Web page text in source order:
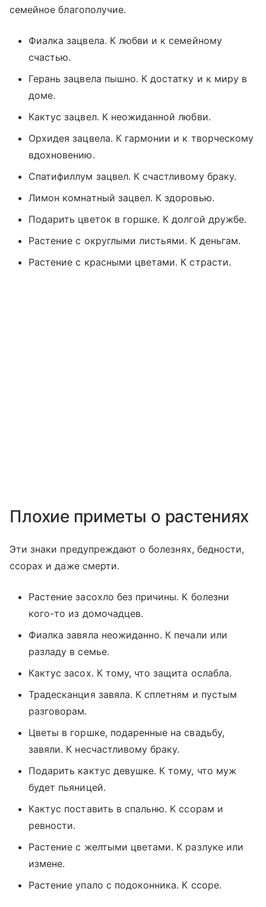
семейное благополучие.
Фиалка зацвела. К любви и к семейному
счастью.
Герань зацвела пышно. К достатку и к миру в
доме.
Кактус зацвел. К неожиданной любви.
Орхидея зацвела. К гармонии и к творческому
вдохновению.
Спатифиллум зацвел. К счастливому браку.
Лимон комнатный зацвел. К здоровью.
Подарить цветок в горшке. К долгой дружбе.
Растение с округлыми листьями. К деньгам.
Растение с красными цветами. К страсти.
Плохие приметы о растениях
Эти знаки предупреждают о болезнях, бедности,
ссорах и даже смерти.
Растение засохло без причины. К болезни
кого-то из домочадцев.
Фиалка завяла неожиданно. К печали или
разладу в семье.
Кактус засох. К тому, что защита ослабла.
Традесканция завяла. К сплетням и пустым
разговорам.
Цветы в горшке, подаренные на свадьбу,
завяли. К несчастливому браку.
Подарить кактус девушке. К тому, что муж
будет пьяницей.
Кактус поставить в спальню. К ссорам и
ревности.
Растение с желтыми цветами. К разлуке или
измене.
Растение упало с подоконника. К ссоре.